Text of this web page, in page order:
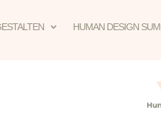
HUMAN DESIGN